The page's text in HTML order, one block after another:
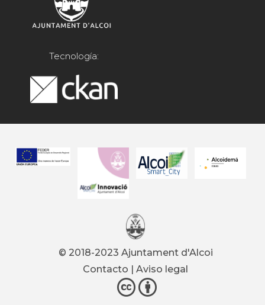
Tecnología:
© 2018-2023 Ajuntament d'Alcoi
Contacto | Aviso legal